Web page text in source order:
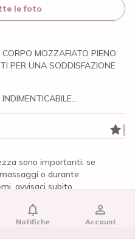
le foto
MOZZAFIATO PIENO
PER UNA SODDISFAZIONE
sono importanti: se
o durante
avvisaci subito.
Notifiche Account
Notifiche Account